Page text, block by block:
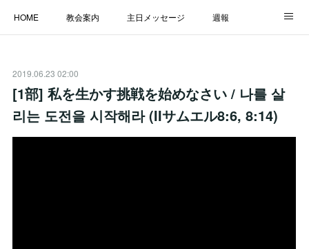
HOME 教会案内 主日メッセージ 週報
LINK
2019.06.23 02:00
[1部] 私を生かす挑戦を始めなさい / 나를 살
리는 도전을 시작해라 (IIサムエル8:6, 8:14)